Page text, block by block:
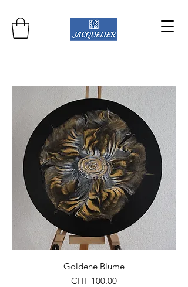
Goldene Blume
Preis
CHF 100.00